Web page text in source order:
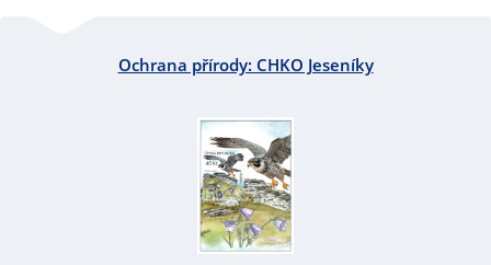
Ochrana přírody: CHKO Jeseníky